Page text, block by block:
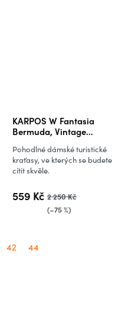
KARPOS W Fantasia
Bermuda, Vintage
Indigo/Aquamarine
hodnocení
produktu
je
5,0
5
559 Kč 2 250 Kč
(–75 %)
Pohodlné dámské turistické
kraťasy, ve kterých se budete
cítit skvěle.
42 44